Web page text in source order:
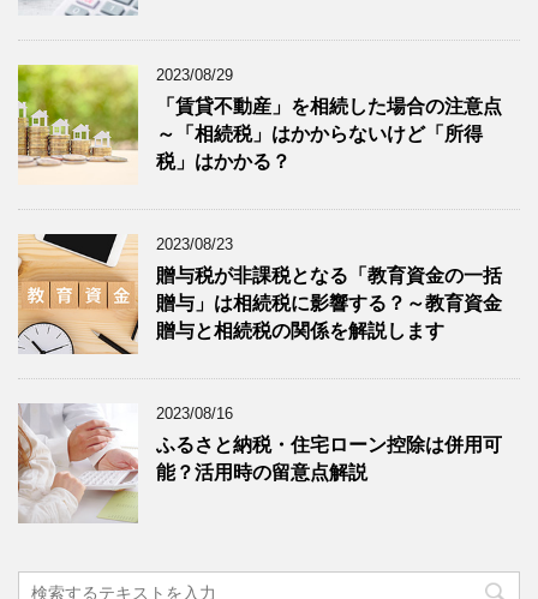
2023/08/29
「賃貸不動産」を相続した場合の注意点
～「相続税」はかからないけど「所得
税」はかかる？
2023/08/23
贈与税が非課税となる「教育資金の一括
贈与」は相続税に影響する？～教育資金
贈与と相続税の関係を解説します
2023/08/16
ふるさと納税・住宅ローン控除は併用可
能？活用時の留意点解説